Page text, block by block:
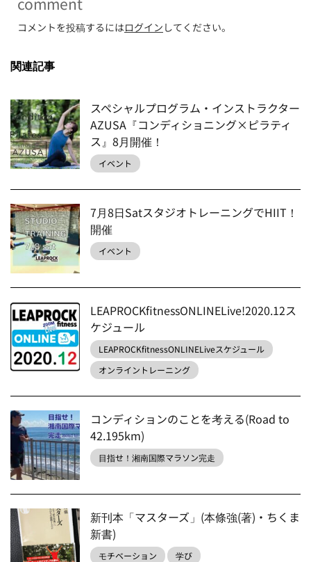
コメントを投稿するにはログイン してください。
関連記事
スペシャルプログラム・インストラクター
AZUSA『コンディショニング×ピラティ
ス』8月開催！
イベント
7月8日SatスタジオトレーニングでHIIT！
開催
イベント
LEAPROCKfitnessONLINELive!2020.12ス
ケジュール
LEAPROCKfitnessONLINELiveスケジュール
オンライントレーニング
コンディションのことを考える(Road to
42.195km)
目指せ！湘南国際マラソン完走
新刊本「マスターズ」(本條強(著)・ちくま
新書)
モチベーション 学び